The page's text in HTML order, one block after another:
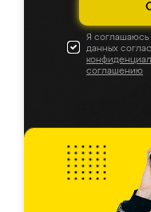
Я соглашаюсь
данных
соглашению